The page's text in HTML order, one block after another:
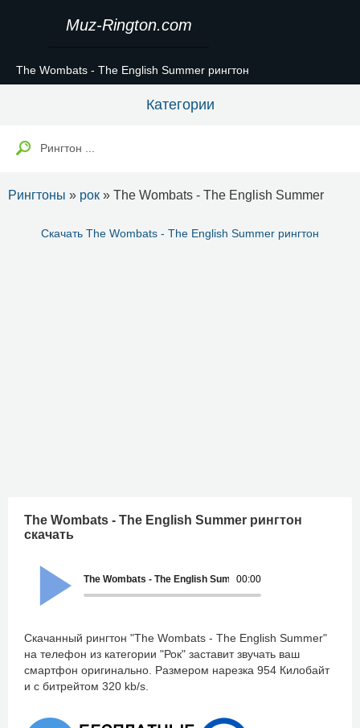
Muz-Rington.com
The Wombats - The English Summer рингтон
Категории
Рингтоны » рок » The Wombats - The English Summer
Скачать The Wombats - The English Summer рингтон
The Wombats - The English Summer рингтон
скачать
00:00
The Wombats - The English Summer
Скачанный рингтон "The Wombats - The English Summer"
на телефон из категории "Рок" заставит звучать ваш
смартфон оригинально. Размером нарезка 954 Килобайт
и с битрейтом 320 kb/s.